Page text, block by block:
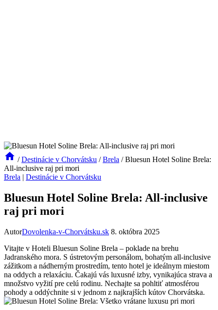
/ Destinácie v Chorvátsku / Brela / Bluesun Hotel Soline Brela:
All-inclusive raj pri mori
Brela | Destinácie v Chorvátsku
Bluesun Hotel Soline Brela: All-inclusive
raj pri mori
AutorDovolenka-v-Chorvátsku.sk 8. októbra 2025
Vitajte v Hoteli Bluesun Soline Brela – poklade na brehu
Jadranského mora. S ústretovým personálom, bohatým all-inclusive
zážitkom a nádherným prostredím, tento hotel je ideálnym miestom
na oddych a relaxáciu. Čakajú vás luxusné izby, vynikajúca strava a
množstvo vyžití pre celú rodinu. Nechajte sa pohltiť atmosférou
pohody a oddýchnite si v jednom z najkrajších kútov Chorvátska.